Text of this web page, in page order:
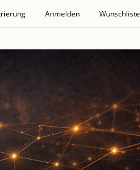
Anmelden Wunschliste